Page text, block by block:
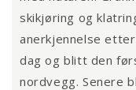
skikjøring og
anerkjennelse
dag og blitt den
nordvegg. Senere